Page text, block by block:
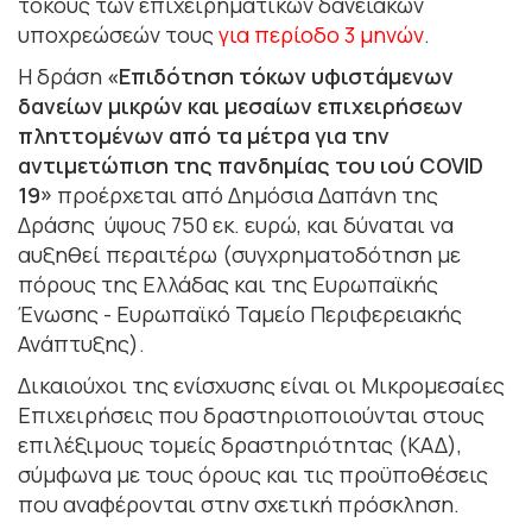
υποχρεώσεών τουςγια περίοδο 3 μηνών.
Η δράση «Επιδότηση τόκων υφιστάμενων
δανείων μικρών και μεσαίων επιχειρήσεων
πληττομένων από τα μέτρα για την
αντιμετώπιση της πανδημίας του ιού COVID
19» προέρχεται από Δημόσια Δαπάνη της
Δράσης ύψους 750 εκ. ευρώ, και δύναται να
αυξηθεί περαιτέρω (συγχρηματοδότηση με
πόρους της Ελλάδας και της Ευρωπαϊκής
Ένωσης - Ευρωπαϊκό Ταμείο Περιφερειακής
Ανάπτυξης).
Δικαιούχοι της ενίσχυσης είναι οι Μικρομεσαίες
Επιχειρήσεις που δραστηριοποιούνται στους
επιλέξιμους τομείς δραστηριότητας (ΚΑΔ),
σύμφωνα με τους όρους και τις προϋποθέσεις
που αναφέρονται στην σχετική πρόσκληση.